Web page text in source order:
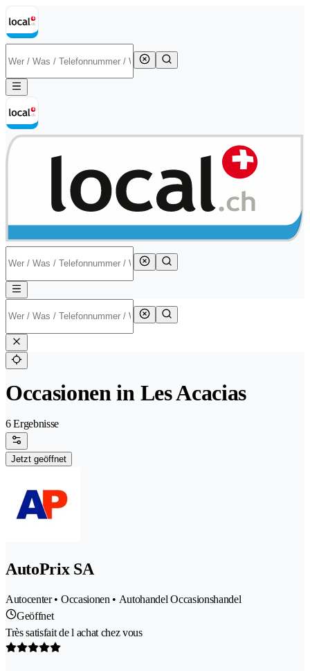
Occasionen in Les Acacias
6 Ergebnisse
Jetzt geöffnet
AutoPrix SA
Autocenter • Occasionen • Autohandel Occasionshandel
Geöffnet
Très satisfait de l achat chez vous